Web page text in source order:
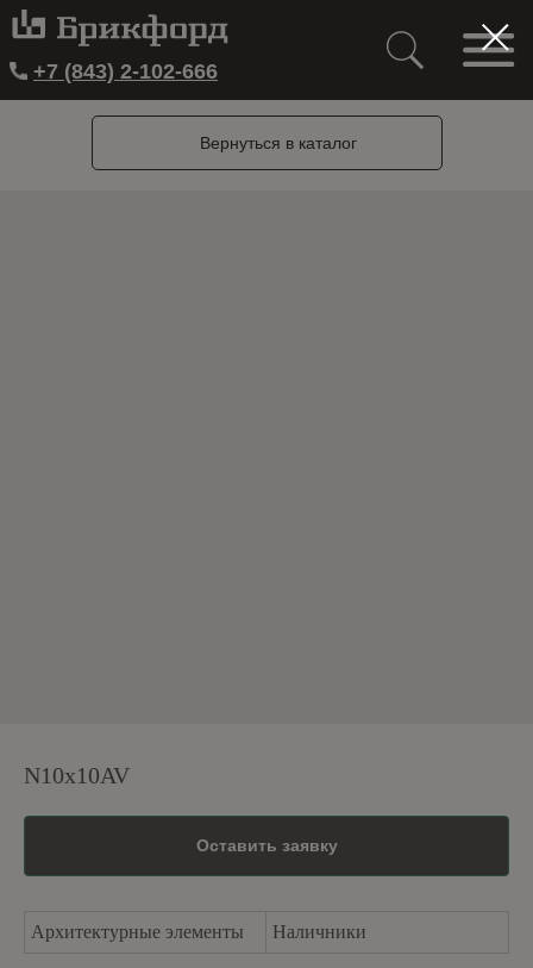
+7 (843) 2-102-666
Вернуться в каталог
N10x10AV
Оставить заявку
Архитектурные элементы Наличники